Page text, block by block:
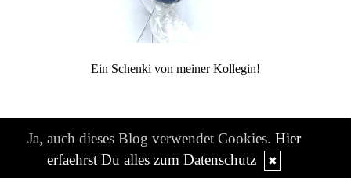
Ein Schenki von meiner Kollegin!
Montagsherz
Ja, auch dieses Blog verwendet Cookies. Hier
erfaehrst Du alles zum Datenschutz
✖